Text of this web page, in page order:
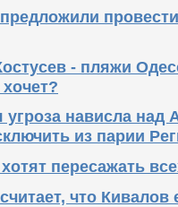
- пляжи
нависла над
из парии
пересажать
что Кивалов